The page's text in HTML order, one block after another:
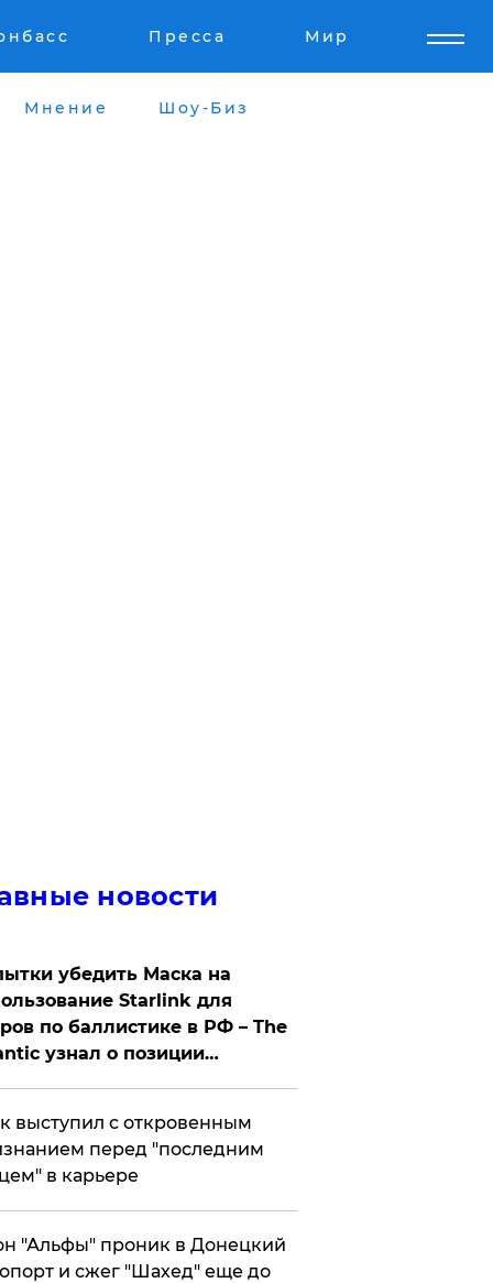
Пресса Мир
Мнение Шоу-Биз
новости
убедить Маска на
Starlink для
по баллистике в РФ – The
узнал о позиции
выступил с откровенным
перед "последним
в карьере
"Альфы" проник в Донецкий
и сжег "Шахед" еще до